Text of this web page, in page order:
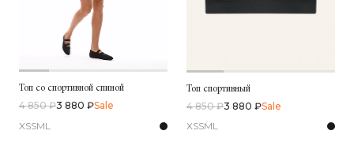
Топ со спортивной спиной
4 850 ₽3 880 ₽Sale
XSSML
Топ спортивный
4 850 ₽3 880 ₽Sale
XSSML